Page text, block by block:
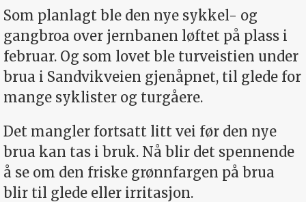
Som planlagt ble den nye sykkel- og
gangbroa over jernbanen løftet på plass i
februar. Og som lovet ble turveistien under
brua i Sandvikveien gjenåpnet, til glede for
mange syklister og turgåere.
Det mangler fortsatt litt vei før den nye
brua kan tas i bruk. Nå blir det spennende
å se om den friske grønnfargen på brua
blir til glede eller irritasjon.